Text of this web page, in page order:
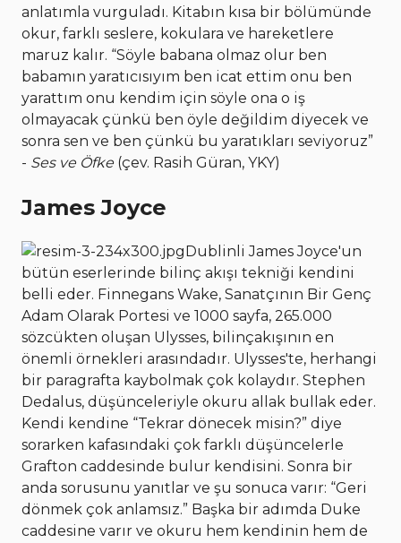
anlatımla vurguladı. Kitabın kısa bir bölümünde
okur, farklı seslere, kokulara ve hareketlere
maruz kalır. “Söyle babana olmaz olur ben
babamın yaratıcısıyım ben icat ettim onu ben
yarattım onu kendim için söyle ona o iş
olmayacak çünkü ben öyle değildim diyecek ve
sonra sen ve ben çünkü bu yaratıkları seviyoruz”
- Ses ve Öfke(çev. Rasih Güran, YKY)
James Joyce
Dublinli James Joyce'un
bütün eserlerinde bilinç akışı tekniği kendini
belli eder. Finnegans Wake, Sanatçının Bir Genç
Adam Olarak Portesi ve 1000 sayfa, 265.000
sözcükten oluşan Ulysses, bilinçakışının en
önemli örnekleri arasındadır. Ulysses'te, herhangi
bir paragrafta kaybolmak çok kolaydır. Stephen
Dedalus, düşünceleriyle okuru allak bullak eder.
Kendi kendine “Tekrar dönecek misin?” diye
sorarken kafasındaki çok farklı düşüncelerle
Grafton caddesinde bulur kendisini. Sonra bir
anda sorusunu yanıtlar ve şu sonuca varır: “Geri
dönmek çok anlamsız.” Başka bir adımda Duke
caddesine varır ve okuru hem kendinin hem de